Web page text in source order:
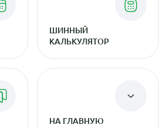
ШИННЫЙ
КАЛЬКУЛЯТОР
НА ГЛАВНУЮ